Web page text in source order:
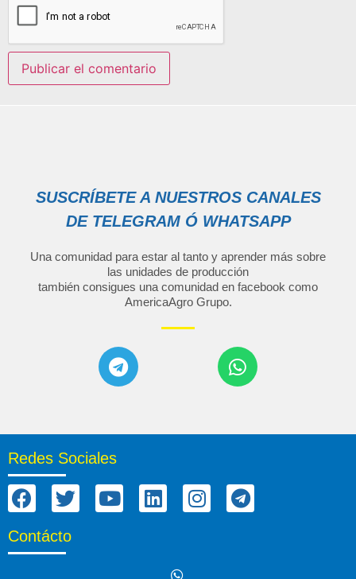
SUSCRÍBETE A NUESTROS CANALES
DE TELEGRAM Ó WHATSAPP
Una comunidad para estar al tanto y aprender más sobre
las unidades de producción
también consigues una comunidad en facebook como
AmericaAgro Grupo.
Redes Sociales
Contácto